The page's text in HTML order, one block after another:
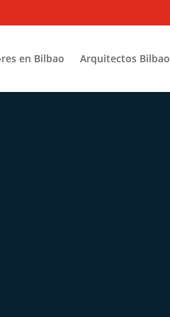
en Bilbao Arquitectos Bilbao